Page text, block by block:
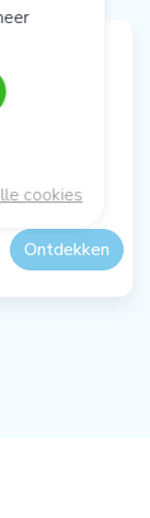
6 en 3
Ontdekken
cookies